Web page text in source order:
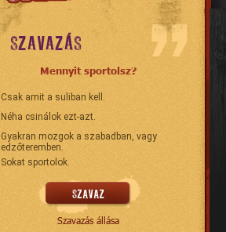
SZAVAZÁS
Mennyit sportolsz?
Csak amit a suliban kell.
Néha csinálok ezt-azt.
Gyakran mozgok a szabadban, vagy
edzőteremben.
Sokat sportolok.
Szavazás állása